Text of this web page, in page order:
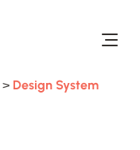
> Design System